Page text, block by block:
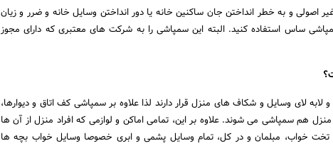
اصولی و به خطر انداختن جان ساکنین خانه یا دور انداختن وسایل خانه و ضرر و زیان
ساس استفاده کنید. البته این سمپاشی را به شرکت های معتبری که دارای مجوز
لابه لای وسایل و شکاف های منزل قرار دارند لذا علاوه بر سمپاشی کف اتاق و دیوارها،
هم سمپاشی می شوند. علاوه بر این، تمامی اماکن و لوازمی که افراد منزل از آن ها
خواب، مبلمان و در کل، تمام وسایل پشمی و ابری خصوصا وسایل خواب بچه ها